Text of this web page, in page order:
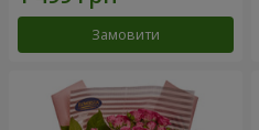
Замовити